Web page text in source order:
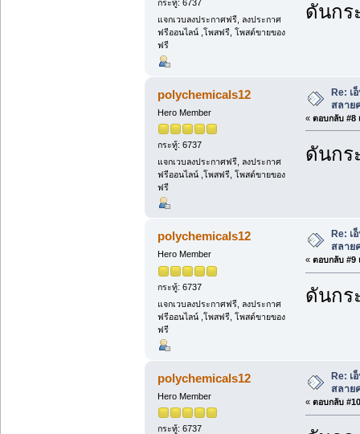
กระทู้: 6737
แจกเวบลงประกาศฟรี, ลงประกาศ
ฟรีออนไลน์ ,โพสฟรี, โพสต์ขายของ
ฟรี
ดันกร
polychemicals12
Hero Member
กระทู้: 6737
แจกเวบลงประกาศฟรี, ลงประกาศ
ฟรีออนไลน์ ,โพสฟรี, โพสต์ขายของ
ฟรี
Re: เ
สลาย
« ตอบกลับ #8
ดันกร
polychemicals12
Hero Member
กระทู้: 6737
แจกเวบลงประกาศฟรี, ลงประกาศ
ฟรีออนไลน์ ,โพสฟรี, โพสต์ขายของ
ฟรี
Re: เ
สลาย
« ตอบกลับ #9
ดันกร
polychemicals12
Hero Member
กระทู้: 6737
Re: เ
สลาย
« ตอบกลับ